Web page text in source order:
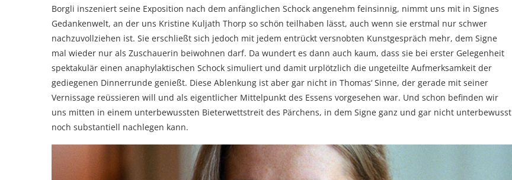
Borgli inszeniert seine Exposition nach dem anfänglichen Schock angenehm feinsinnig, nimmt uns mit in Signes
Gedankenwelt, an der uns Kristine Kuljath Thorp so schön teilhaben lässt, auch wenn sie erstmal nur schwer
nachzuvollziehen ist. Sie erschließt sich jedoch mit jedem entrückt versnobten Kunstgespräch mehr, dem Signe
mal wieder nur als Zuschauerin beiwohnen darf. Da wundert es dann auch kaum, dass sie bei erster Gelegenheit
spektakulär einen anaphylaktischen Schock simuliert und damit urplötzlich die ungeteilte Aufmerksamkeit der
gediegenen Dinnerrunde genießt. Diese Ablenkung ist aber gar nicht in Thomas‘ Sinne, der gerade mit seiner
Vernissage reüssieren will und als eigentlicher Mittelpunkt des Essens vorgesehen war. Und schon befinden wir
uns mitten in einem unterbewussten Bieterwettstreit des Pärchens, in dem Signe ganz und gar nicht unterbewusst
noch substantiell nachlegen kann.